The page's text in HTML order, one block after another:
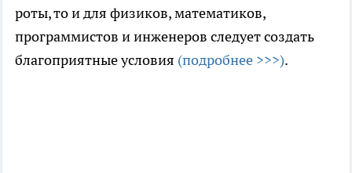
роты, то и для физиков, математиков,
программистов и инженеров следует создать
благоприятные условия (подробнее >>>).